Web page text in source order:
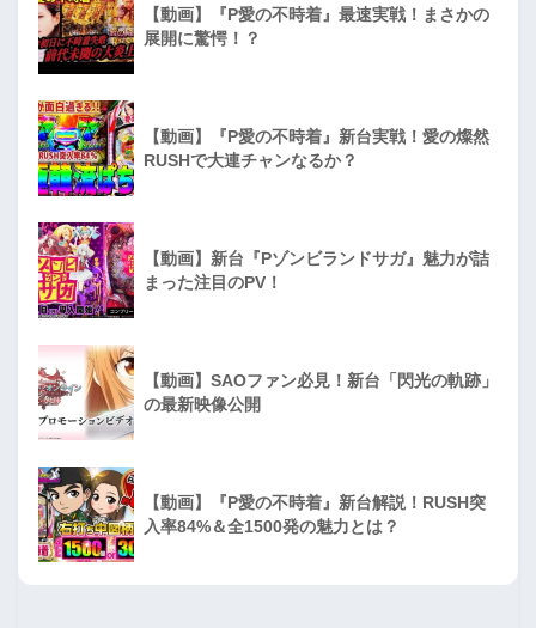
【動画】『P愛の不時着』最速実戦！まさかの
展開に驚愕！？
【動画】『P愛の不時着』新台実戦！愛の燦然
RUSHで大連チャンなるか？
【動画】新台『Pゾンビランドサガ』魅力が詰
まった注目のPV！
【動画】SAOファン必見！新台「閃光の軌跡」
の最新映像公開
【動画】『P愛の不時着』新台解説！RUSH突
入率84%＆全1500発の魅力とは？